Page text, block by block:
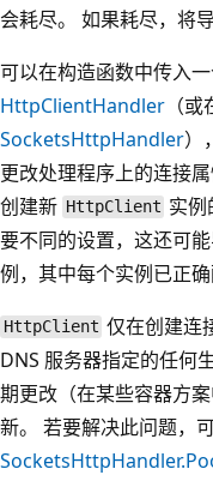
会耗尽。 如果耗尽，将
可以在构造函数中传入
HttpClientHandler （
SocketsHttpHandler）
更改处理程序上的连接
创建新 HttpClient 实例
要不同的设置，这还可
例，其中每个实例已正
HttpClient 仅在创建连
DNS 服务器指定的任何
期更改（在某些容器方
新。 若要解决此问题，